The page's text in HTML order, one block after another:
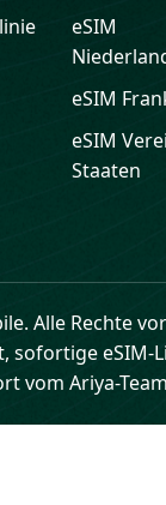
eSIM
eSIM
eSIM
Staaten
Alle Rechte
sofortige eSIM-
vom Ariya-